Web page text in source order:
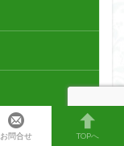
お問合せ TOPへ